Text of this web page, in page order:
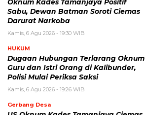
Oknum Kades Tamanjaya Positif
Sabu, Dewan Batman Soroti Ciemas
Darurat Narkoba
Kamis, 6 Agu 2026 - 19:30 WIB
HUKUM
Dugaan Hubungan Terlarang Oknum
Guru dan Istri Orang di Kalibunder,
Polisi Mulai Periksa Saksi
Kamis, 6 Agu 2026 - 19:26 WIB
Gerbang Desa